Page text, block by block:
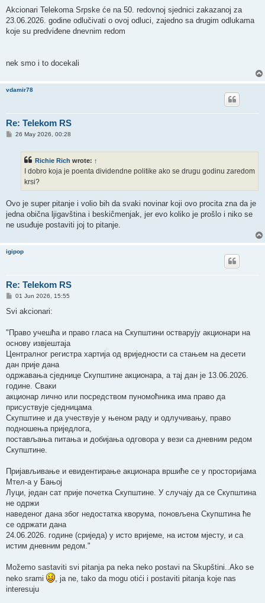
Akcionari Telekoma Srpske će na 50. redovnoj sjednici zakazanoj za
23.06.2026. godine odlučivati o ovoj odluci, zajedno sa drugim odlukama
koje su predviđene dnevnim redom
nek smo i to docekali
vdamir78
Re: Telekom RS
P26 May 2026, 00:28
Richie Rich wrote: ↑
I dobro koja je poenta dividendne politike ako se drugu godinu zaredom
krsi?
Ovo je super pitanje i volio bih da svaki novinar koji ovo procita zna da je
jedna obična ljigavština i beskiĉmenjak, jer evo koliko je prošlo i niko se
ne usuđuje postaviti joj to pitanje.
igipop
Re: Telekom RS
P
s
01 Jun 2026, 15:55
Svi akcionari:
"Право учешћа и право гласа на Скупштини остварују акционари на
основу извјештаја
Централног регистра хартија од вриједности са стањем на десети
дан прије дана
одржавања сједнице Скупштине акционара, а тај дан је 13.06.2026.
године. Сваки
акционар лично или посредством пуномоћника има право да
присуствује сједницама
Скупштине и да учествује у њеном раду и одлучивању, право
подношења приједлога,
постављања питања и добијања одговора у вези са дневним редом
Скупштине.
Пријављивање и евидентирање акционара вршиће се у просторијама
Мтел-а у Бањој
Луци, један сат прије почетка Скупштине. У случају да се Скупштина
не одржи
наведеног дана због недостатка кворума, поновљена Скупштина ће
се одржати дана
24.06.2026. године (сриједа) у исто вријеме, на истом мјесту, и са
истим дневним редом."
Možemo sastaviti svi pitanja pa neka neko postavi na Skupštini..Ako se
neko srami
, ja ne, tako da mogu otići i postaviti pitanja koje nas
interesuju